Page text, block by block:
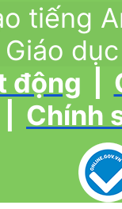
tiếng
Giáo
động
Chính